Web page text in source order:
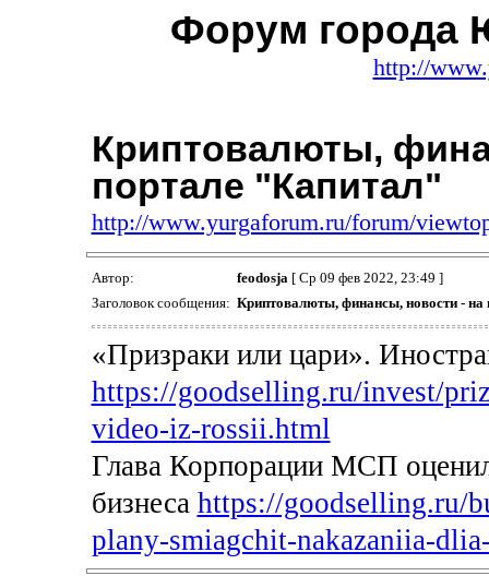
Форум города
http://
Криптовалюты,
портале "Капитал"
http://www.yurgaforum.ru/forum/
Автор: feodosja[ Ср 09 фев 2022, 23:49 ]
Заголовок сообщения: Криптовалюты, финансы, новости - на
«Призраки или цари».
https://goodselling.ru/invest/
video-iz-rossii.html
Глава Корпорации МСП
бизнеса https://goodselling.ru/
plany-smiagchit-nakazaniia-